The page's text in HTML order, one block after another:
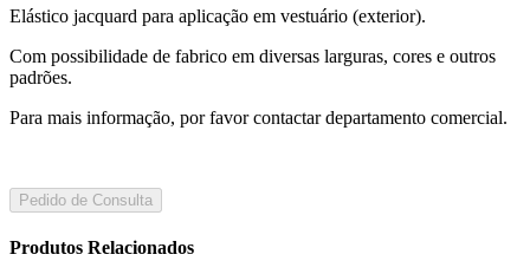
Elástico jacquard para aplicação em vestuário (exterior).
Com possibilidade de fabrico em diversas larguras, cores e outros
padrões.
Para mais informação, por favor contactar departamento comercial.
Pedido de Consulta
Produtos Relacionados